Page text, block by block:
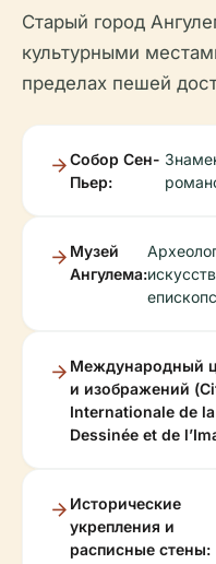
Старый город
культурными
пределах пешей
Собор Сен-
Пьер:
Музей
Ангулема:
Международный
и изображений
Internationale de
Dessinée et de
Исторические
укрепления и
расписные стены: